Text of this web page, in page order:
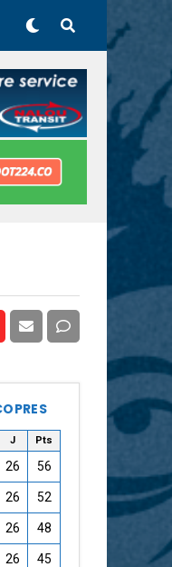
J Pts
26 56
26 52
26 48
26 45